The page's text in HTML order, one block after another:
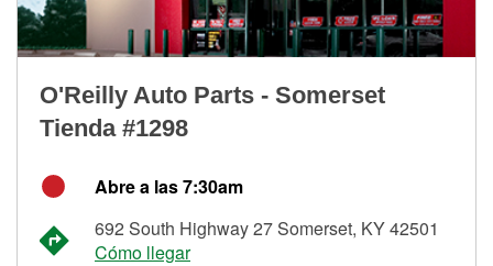
O'Reilly Auto Parts - Somerset
Tienda #1298
Abre a las 7:30am
692 South Highway 27 Somerset, KY 42501
Cómo llegar